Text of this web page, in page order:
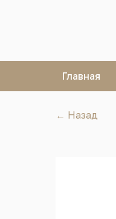
Главная
← Назад